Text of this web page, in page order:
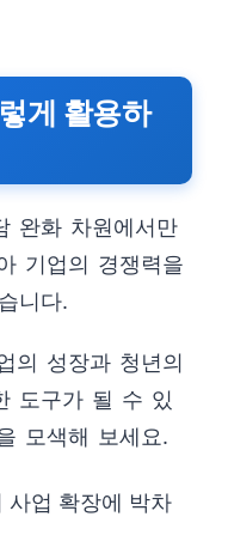
게 활용하
완화 차원에서만
기업의 경쟁력을
니다.
의 성장과 청년의
도구가 될 수 있
모색해 보세요.
사업 확장에 박차